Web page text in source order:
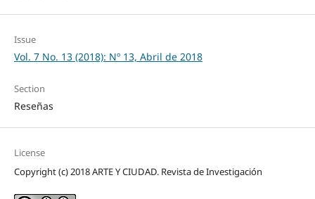
Issue
Vol. 7 No. 13 (2018): Nº 13, Abril de 2018
Section
Reseñas
License
Copyright (c) 2018 ARTE Y CIUDAD. Revista de Investigación